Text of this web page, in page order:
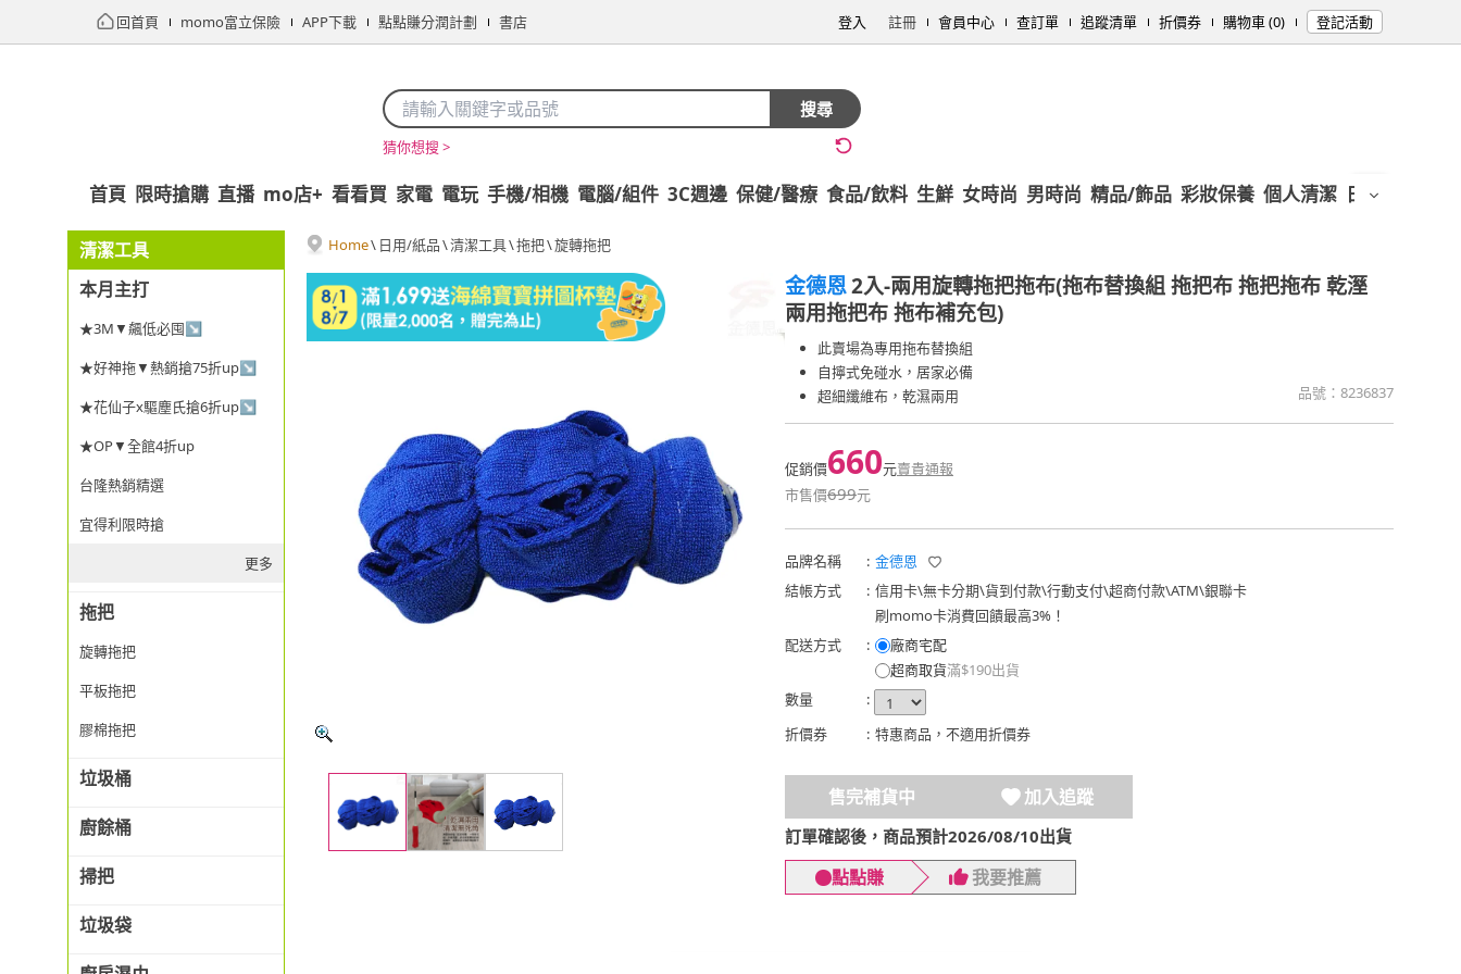
回首頁 momo富立保險 APP下載 點點賺分潤計劃 書店 登入 註冊 會員中心 查訂單 追蹤清單 折價券 購物車 (0) 登記活動
搜尋
猜你想搜 >
首頁 限時搶購 直播 mo店+ 看看買 家電 電玩 手機/相機 電腦/組件 3C週邊 保健/醫療 食品/飲料 生鮮 女時尚 男時尚 精品/飾品 彩妝保養 個人清潔 日用/紙品
清潔工具
本月主打
★3M▼飆低必囤↘
★好神拖▼熱銷搶75折up↘
★花仙子x驅塵氏搶6折up↘
★OP▼全館4折up
台隆熱銷精選
宜得利限時搶
更多
拖把
旋轉拖把
平板拖把
膠棉拖把
垃圾桶
廚餘桶
掃把
垃圾袋
Home\ 日用/紙品\清潔工具\拖把\旋轉拖把
金德恩2入-兩用旋轉拖把拖布(拖布替換組 拖把布 拖把拖布 乾溼
兩用拖把布 拖布補充包)
此賣場為專用拖布替換組
自擰式免碰水，居家必備
超細纖維布，乾濕兩用
品號： 8236837
促銷價660元賣貴通報
市售價699元
品牌名稱 : 金德恩
結帳方式
: 信用卡\無卡分期\貨到付款\行動支付\超商付款\ATM\銀聯卡
刷momo卡消費回饋最高3%！
配送方式
:
廠商宅配
超商取貨滿$190出貨
數量
:
折價券
: 特惠商品，不適用折價券
售完補貨中 加入追蹤
訂單確認後，商品預計2026/08/10出貨
點點賺 我要推薦